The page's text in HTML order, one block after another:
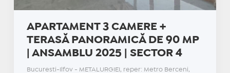
APARTAMENT 3 CAMERE +
TERASĂ PANORAMICĂ DE 90 MP
| ANSAMBLU 2025 | SECTOR 4
Bucuresti-Ilfov - METALURGIEI, reper: Metro Berceni,